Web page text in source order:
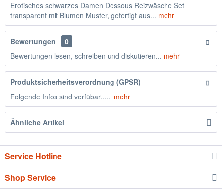
Erotisches schwarzes Damen Dessous Reizwäsche Set
transparent mit Blumen Muster, gefertigt aus... mehr
Bewertungen
0
Bewertungen lesen, schreiben und diskutieren... mehr
Produktsicherheitsverordnung (GPSR)
Folgende Infos sind verfübar...... mehr
Ähnliche Artikel
Service Hotline
Shop Service